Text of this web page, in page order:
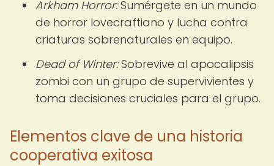
Arkham Horror:Sumérgete en un mundo
de horror lovecraftiano y lucha contra
criaturas sobrenaturales en equipo.
Dead of Winter:Sobrevive al apocalipsis
zombi con un grupo de supervivientes y
toma decisiones cruciales para el grupo.
Elementos clave de una historia
cooperativa exitosa